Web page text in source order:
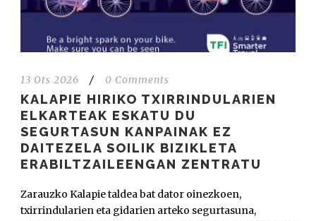
13 Ots 2026 / 0 Comments
KALAPIE HIRIKO TXIRRINDULARIEN
ELKARTEAK ESKATU DU
SEGURTASUN KANPAINAK EZ
DAITEZELA SOILIK BIZIKLETA
ERABILTZAILEENGAN ZENTRATU
Zarauzko Kalapie taldea bat dator oinezkoen,
txirrindularien eta gidarien arteko segurtasuna,